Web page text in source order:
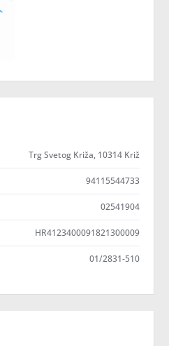
Trg Svetog Križa, 10314 Križ
94115544733
02541904
HR4123400091821300009
01/2831-510